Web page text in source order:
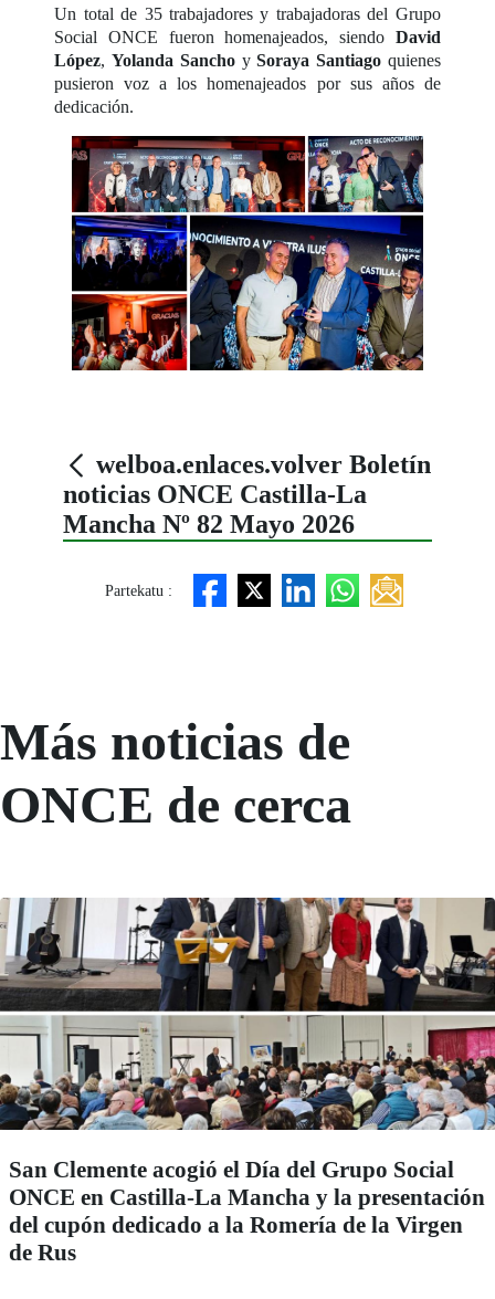
Un total de 35 trabajadores y trabajadoras del Grupo
Social ONCE fueron homenajeados, siendo David
López,Yolanda SanchoySoraya Santiagoquienes
pusieron voz a los homenajeados por sus años de
dedicación.
welboa.enlaces.volver Boletín
noticias ONCE Castilla-La
Mancha Nº 82 Mayo 2026
Partekatu :
Más noticias de
ONCE de cerca
San Clemente acogió el Día del Grupo Social
ONCE en Castilla-La Mancha y la presentación
del cupón dedicado a la Romería de la Virgen
de Rus